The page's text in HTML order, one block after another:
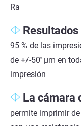
Ra
95 % de las
de +/-50*µm en
impresión
La cámara
permite imprimir